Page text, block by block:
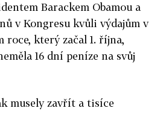
Barackem Obamou a
v Kongresu kvůli výdajům v
roce, který začal 1. října,
16 dní peníze na svůj
musely zavřít a tisíce